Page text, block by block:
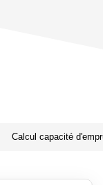
Calcul capacité